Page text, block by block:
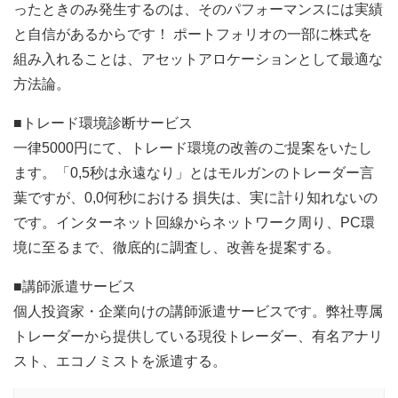
ったときのみ発生するのは、そのパフォーマンスには実績
と自信があるからです！ ポートフォリオの一部に株式を
組み入れることは、アセットアロケーションとして最適な
方法論。
■トレード環境診断サービス
一律5000円にて、トレード環境の改善のご提案をいたし
ます。「0,5秒は永遠なり」とはモルガンのトレーダー言
葉ですが、0,0何秒における 損失は、実に計り知れないの
です。インターネット回線からネットワーク周り、PC環
境に至るまで、徹底的に調査し、改善を提案する。
■講師派遣サービス
個人投資家・企業向けの講師派遣サービスです。弊社専属
トレーダーから提供している現役トレーダー、有名アナリ
スト、エコノミストを派遣する。